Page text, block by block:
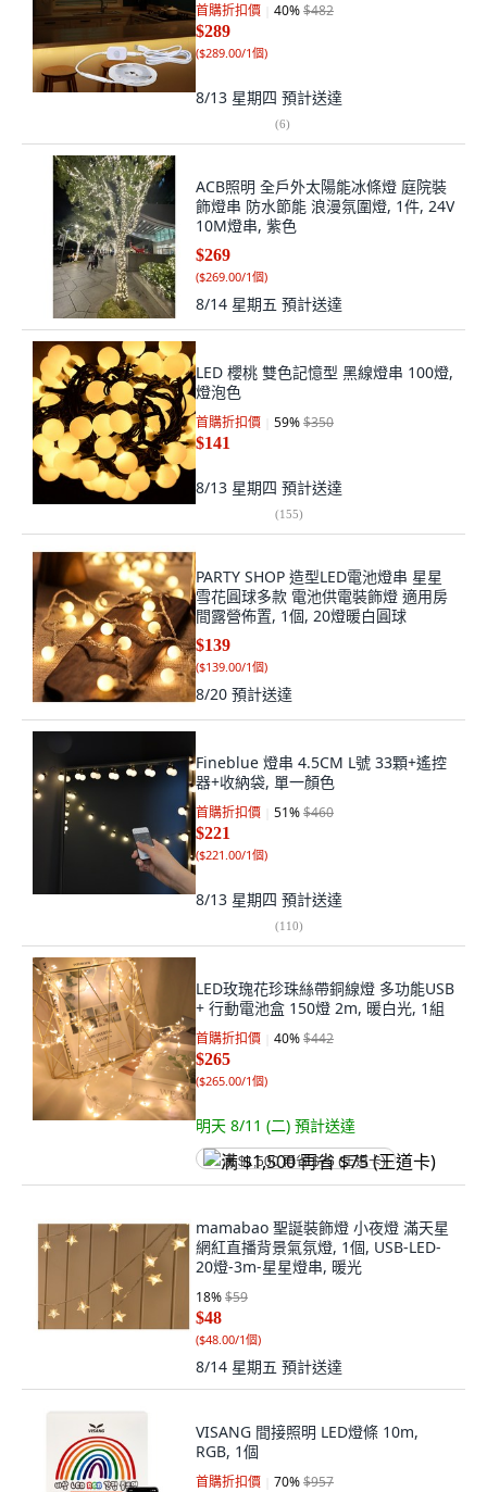
首購折扣價 40%$482
$289
($289.00/1個)
8/13 星期四 預計送達
(6)
ACB照明 全戶外太陽能冰條燈 庭院裝
飾燈串 防水節能 浪漫氛圍燈, 1件, 24V
10M燈串, 紫色
$269
($269.00/1個)
8/14 星期五 預計送達
LED 櫻桃 雙色記憶型 黑線燈串 100燈,
燈泡色
首購折扣價 59%$350
$141
8/13 星期四 預計送達
(155)
PARTY SHOP 造型LED電池燈串 星星
雪花圓球多款 電池供電裝飾燈 適用房
間露營佈置, 1個, 20燈暖白圓球
$139
($139.00/1個)
8/20 預計送達
Fineblue 燈串 4.5CM L號 33顆+遙控
器+收納袋, 單一顏色
首購折扣價 51%$460
$221
($221.00/1個)
8/13 星期四 預計送達
(110)
LED玫瑰花珍珠絲帶銅線燈 多功能USB
+ 行動電池盒 150燈 2m, 暖白光, 1組
首購折扣價 40%$442
$265
($265.00/1個)
明天 8/11 (二) 預計送達
满 $1,500 再省 $75 (王道卡)
mamabao 聖誕裝飾燈 小夜燈 滿天星
網紅直播背景氣氛燈, 1個, USB-LED-
20燈-3m-星星燈串, 暖光
18%$59
$48
($48.00/1個)
8/14 星期五 預計送達
VISANG 間接照明 LED燈條 10m,
RGB, 1個
首購折扣價 70%$957